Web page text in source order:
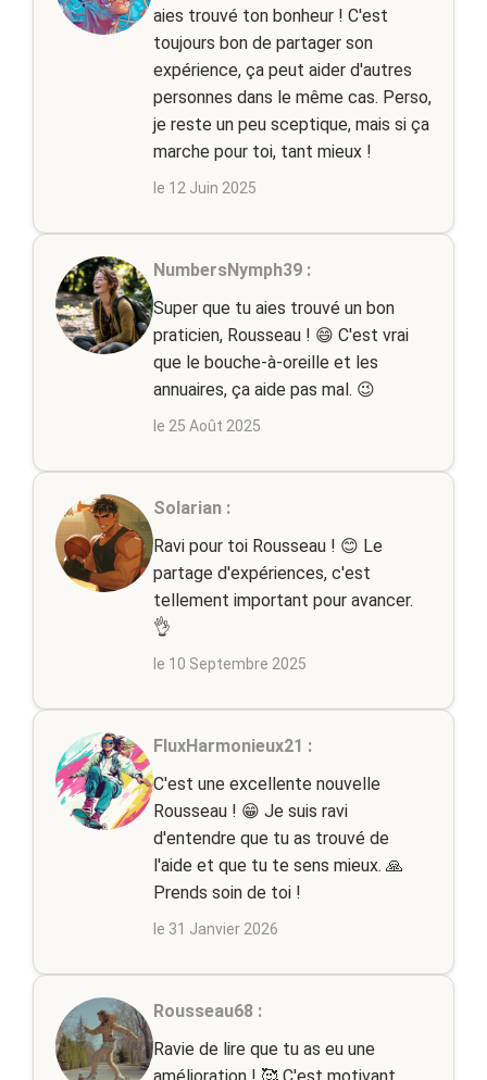
aies trouvé ton bonheur ! C'est
toujours bon de partager son
expérience, ça peut aider d'autres
personnes dans le même cas. Perso,
je reste un peu sceptique, mais si ça
marche pour toi, tant mieux !
le 12 Juin 2025
NumbersNymph39 :
Super que tu aies trouvé un bon
praticien, Rousseau ! 😄 C'est vrai
que le bouche-à-oreille et les
annuaires, ça aide pas mal. 😉
le 25 Août 2025
Solarian :
Ravi pour toi Rousseau ! 😊 Le
partage d'expériences, c'est
tellement important pour avancer.
👌
le 10 Septembre 2025
FluxHarmonieux21 :
C'est une excellente nouvelle
Rousseau ! 😁 Je suis ravi
d'entendre que tu as trouvé de
l'aide et que tu te sens mieux. 🙏
Prends soin de toi !
le 31 Janvier 2026
Rousseau68 :
Ravie de lire que tu as eu une